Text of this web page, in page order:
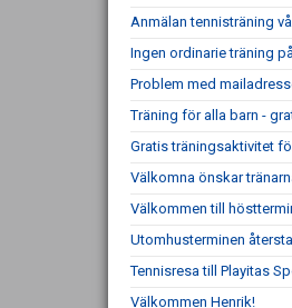
Anmälan tennisträning
Ingen ordinarie träning
Problem med
Träning för alla barn -
Gratis träningsaktivitet
Välkomna önskar
Välkommen till
Utomhusterminen
Tennisresa till Playitas
Välkommen Henrik!